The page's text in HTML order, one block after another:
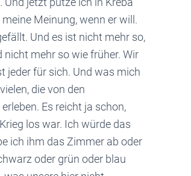
Meinung, wenn er will.
Und es ist nicht mehr so,
nicht mehr so wie früher. Wir
jeder für sich. Und was mich
die von den
Es reicht ja schon,
los war. Ich würde das
ich ihm das Zimmer ab oder
oder grün oder blau